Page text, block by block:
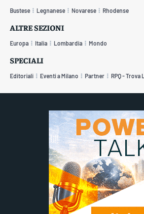
Bustese Legnanese Novarese Rhodense
ALTRE SEZIONI
Europa Italia Lombardia Mondo
SPECIALI
Editoriali Eventi a Milano Partner RPQ - Trova